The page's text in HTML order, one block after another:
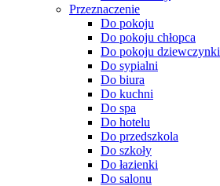
Przeznaczenie
Do pokoju
Do pokoju chłopca
Do pokoju dziewczynki
Do sypialni
Do biura
Do kuchni
Do spa
Do hotelu
Do przedszkola
Do szkoły
Do łazienki
Do salonu